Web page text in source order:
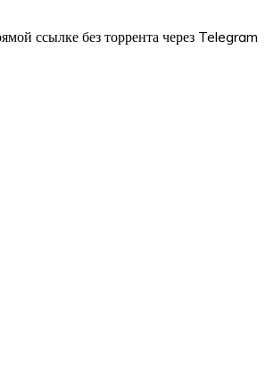
ссылке без торрента через Telegram